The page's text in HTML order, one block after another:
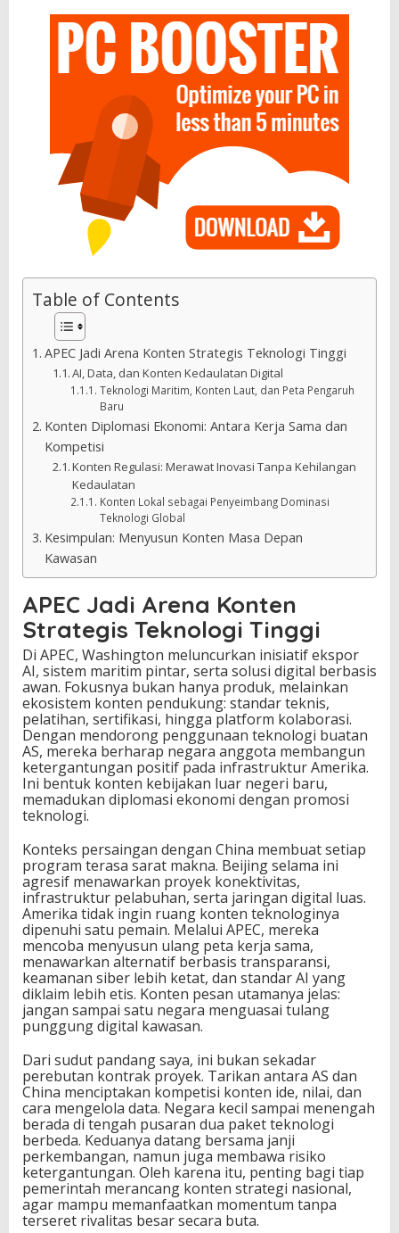
Table of Contents
APEC Jadi Arena Konten Strategis Teknologi Tinggi
AI, Data, dan Konten Kedaulatan Digital
Teknologi Maritim, Konten Laut, dan Peta Pengaruh
Baru
Konten Diplomasi Ekonomi: Antara Kerja Sama dan
Kompetisi
Konten Regulasi: Merawat Inovasi Tanpa Kehilangan
Kedaulatan
Konten Lokal sebagai Penyeimbang Dominasi
Teknologi Global
Kesimpulan: Menyusun Konten Masa Depan
Kawasan
APEC Jadi Arena Konten
Strategis Teknologi Tinggi
Di APEC, Washington meluncurkan inisiatif ekspor
AI, sistem maritim pintar, serta solusi digital berbasis
awan. Fokusnya bukan hanya produk, melainkan
ekosistem konten pendukung: standar teknis,
pelatihan, sertifikasi, hingga platform kolaborasi.
Dengan mendorong penggunaan teknologi buatan
AS, mereka berharap negara anggota membangun
ketergantungan positif pada infrastruktur Amerika.
Ini bentuk konten kebijakan luar negeri baru,
memadukan diplomasi ekonomi dengan promosi
teknologi.
Konteks persaingan dengan China membuat setiap
program terasa sarat makna. Beijing selama ini
agresif menawarkan proyek konektivitas,
infrastruktur pelabuhan, serta jaringan digital luas.
Amerika tidak ingin ruang konten teknologinya
dipenuhi satu pemain. Melalui APEC, mereka
mencoba menyusun ulang peta kerja sama,
menawarkan alternatif berbasis transparansi,
keamanan siber lebih ketat, dan standar AI yang
diklaim lebih etis. Konten pesan utamanya jelas:
jangan sampai satu negara menguasai tulang
punggung digital kawasan.
Dari sudut pandang saya, ini bukan sekadar
perebutan kontrak proyek. Tarikan antara AS dan
China menciptakan kompetisi konten ide, nilai, dan
cara mengelola data. Negara kecil sampai menengah
berada di tengah pusaran dua paket teknologi
berbeda. Keduanya datang bersama janji
perkembangan, namun juga membawa risiko
ketergantungan. Oleh karena itu, penting bagi tiap
pemerintah merancang konten strategi nasional,
agar mampu memanfaatkan momentum tanpa
terseret rivalitas besar secara buta.